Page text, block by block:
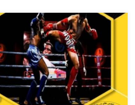
در سالن انجمن های ورزشهای رزمی
رده های سنی آقایان و بانوان برگزار
مسابقات ۲۸ شهریور ساعت ۸ صبح خوابگاه ۲۸ […]